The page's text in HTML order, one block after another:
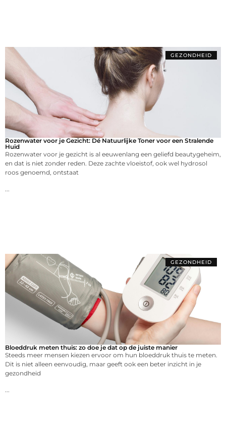
GEZONDHEID
Rozenwater voor je Gezicht: Dé Natuurlijke Toner voor een Stralende
Huid
Rozenwater voor je gezicht is al eeuwenlang een geliefd beautygeheim,
en dat is niet zonder reden. Deze zachte vloeistof, ook wel hydrosol
roos genoemd, ontstaat
GEZONDHEID
Bloeddruk meten thuis: zo doe je dat op de juiste manier
Steeds meer mensen kiezen ervoor om hun bloeddruk thuis te meten.
Dit is niet alleen eenvoudig, maar geeft ook een beter inzicht in je
gezondheid